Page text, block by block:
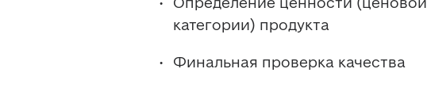
категории) продукта
Финальная проверка качества